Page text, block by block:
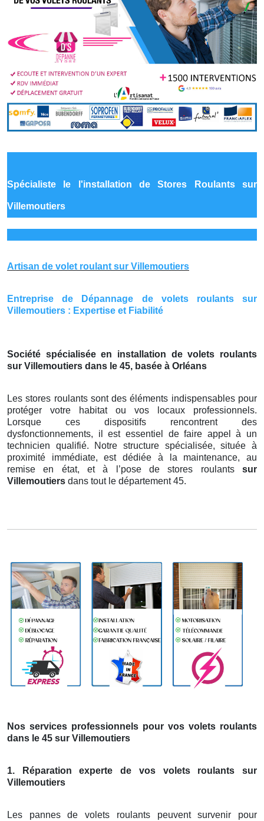
Spécialiste le l'installation de Stores Roulants sur
Villemoutiers
Artisan de volet roulant sur Villemoutiers
Entreprise de Dépannage de volets roulants sur
Villemoutiers : Expertise et Fiabilité
Société spécialisée en installation de volets roulants
sur Villemoutiers dans le 45, basée à Orléans
Les stores roulants sont des éléments indispensables pour
protéger votre habitat ou vos locaux professionnels.
Lorsque ces dispositifs rencontrent des
dysfonctionnements, il est essentiel de faire appel à un
technicien qualifié. Notre structure spécialisée, située à
proximité immédiate, est dédiée à la maintenance, au
remise en état, et à l’pose de stores roulants sur
Villemoutiers dans tout le département 45.
Nos services professionnels pour vos volets roulants
dans le 45 sur Villemoutiers
1. Réparation experte de vos volets roulants sur
Villemoutiers
Les pannes de volets roulants peuvent survenir pour